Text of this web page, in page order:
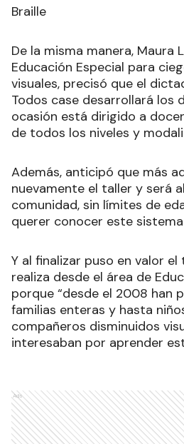
Braille
De la misma manera, Maura
Educación Especial para
visuales, precisó que el
Todos case desarrollará los
ocasión está dirigido a
de todos los niveles y
Además, anticipó que más
nuevamente el taller y será
comunidad, sin límites de
querer conocer este
Y al finalizar puso en valor
realiza desde el área de
porque “desde el 2008 han
familias enteras y hasta
compañeros disminuidos
interesaban por aprender
Ads